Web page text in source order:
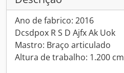
Ano de fabrico: 2016
Dcsdpox R S D Ajfx Ak Uok
Mastro: Braço articulado
Altura de trabalho: 1.200 cm